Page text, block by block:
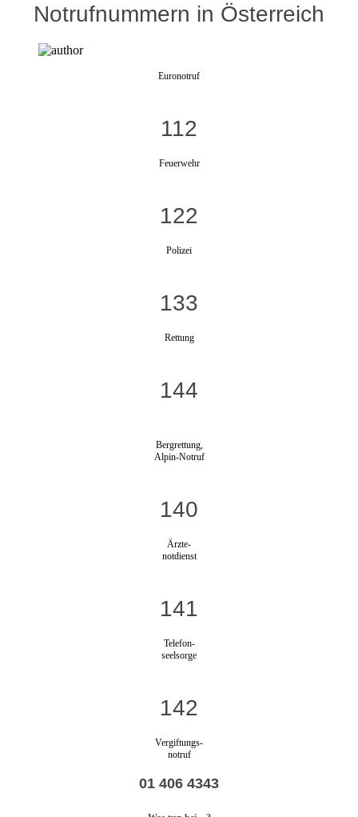
Notrufnummern in Österreich
Euronotruf
112
Feuerwehr
122
Polizei
133
Rettung
144
Bergrettung,
Alpin-Notruf
140
Ärzte-
notdienst
141
Telefon-
seelsorge
142
Vergiftungs-
notruf
01 406 4343